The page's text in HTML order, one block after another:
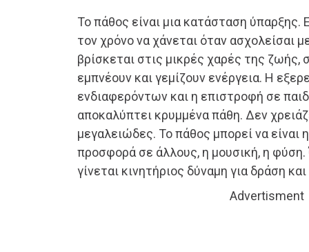
Το πάθος είναι μια κατάσταση ύπαρξης.
τον χρόνο να χάνεται όταν ασχολείσαι
βρίσκεται στις μικρές χαρές της ζωής,
εμπνέουν και γεμίζουν ενέργεια. Η
ενδιαφερόντων και η επιστροφή σε
αποκαλύπτει κρυμμένα πάθη. Δεν
μεγαλειώδες. Το πάθος μπορεί να είναι
προσφορά σε άλλους, η μουσική, η φύση.
γίνεται κινητήριος δύναμη για δράση και
Advertisment